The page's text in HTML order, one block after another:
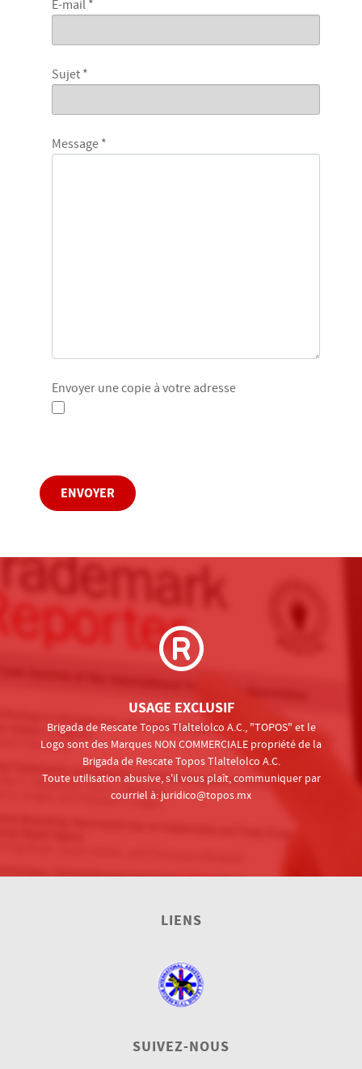
E-mail *
Sujet *
Message *
Envoyer une copie à votre adresse
Captcha
ENVOYER
USAGE EXCLUSIF
Brigada de Rescate Topos Tlaltelolco A.C., "TOPOS" et le
Logo sont des Marques NON COMMERCIALE propriété de la
Brigada de Rescate Topos Tlaltelolco A.C.
Toute utilisation abusive, s'il vous plaît, communiquer par
courriel à: juridico@topos.mx
LIENS
SUIVEZ-NOUS